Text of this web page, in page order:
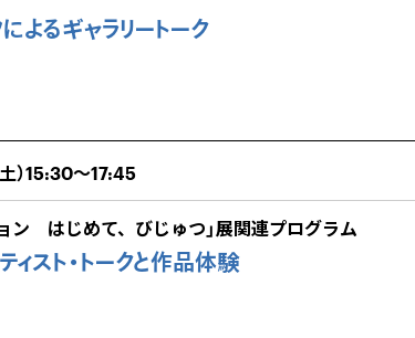
よるギャラリートーク
）15:30～17:45
ン はじめて、びじゅつ」展関連プログラム
スト・トークと作品体験